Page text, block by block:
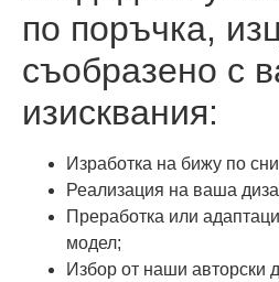
по поръчка,
съобразено с
изисквания:
Изработка на бижу по
Реализация на ваша
Преработка или
модел;
Избор от наши авторски